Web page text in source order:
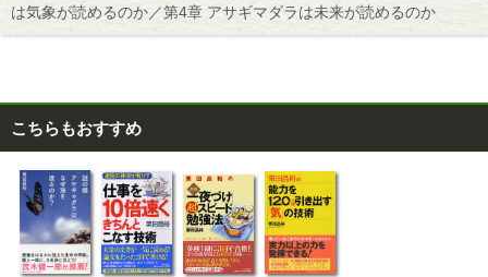
は気象が読めるのか／第4章 アサギマダラは未来が読めるのか
こちらもおすすめ